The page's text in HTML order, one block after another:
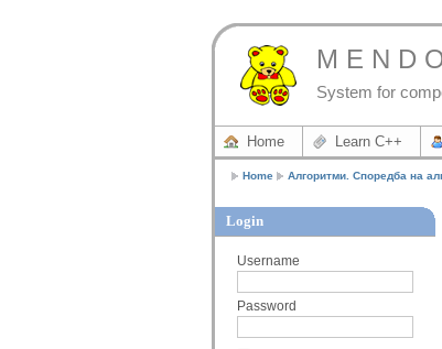
M E N D
System for
Home Learn C++
Home Алгоритми. Споредба на
Login
Username
Password